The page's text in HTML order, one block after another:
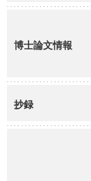
博士論文情報
抄録